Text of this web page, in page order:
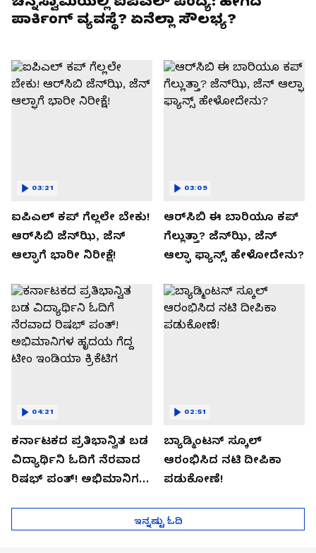
ಪಾರ್ಕಿಂಗ್ ವ್ಯವಸ್ಥೆ? ಏನೆಲ್ಲಾ ಸೌಲಭ್ಯ?
ಐಪಿಎಲ್ ಕಪ್‌ ಗೆಲ್ಲಲೇ ಬೇಕು!
ಆರ್‌ಸಿಬಿ ಜೆನ್‌ಝಿ, ಜೆನ್‌
ಆಲ್ಫಾಗೆ ಭಾರೀ ನಿರೀಕ್ಷೆ!
03:21
ಆರ್‌ಸಿಬಿ ಈ ಬಾರಿಯೂ ಕಪ್‌
ಗೆಲ್ಲುತ್ತಾ? ಜೆನ್‌ಝಿ, ಜೆನ್‌
ಆಲ್ಫಾ ಫ್ಯಾನ್ಸ್ ಹೇಳೋದೇನು?
03:09
ಕರ್ನಾಟಕದ ಪ್ರತಿಭಾನ್ವಿತ ಬಡ
ವಿದ್ಯಾರ್ಥಿನಿ ಓದಿಗೆ ನೆರವಾದ
ರಿಷಭ್ ಪಂತ್! ಅಭಿಮಾನಿಗಳ
04:21
ಬ್ಯಾಡ್ಮಿಂಟನ್ ಸ್ಕೂಲ್​
ಆರಂಭಿಸಿದ ನಟಿ ದೀಪಿಕಾ
ಪಡುಕೋಣೆ!
02:51
ಇನ್ನಷ್ಟು ಓದಿ